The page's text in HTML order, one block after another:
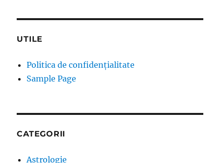
UTILE
Politica de confidențialitate
Sample Page
CATEGORII
Astrologie